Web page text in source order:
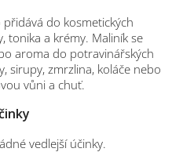
do kosmetických
tonika a krémy. Maliník se
aroma do potravinářských
sirupy, zmrzlina, koláče nebo
vůni a chuť.
vedlejší účinky.